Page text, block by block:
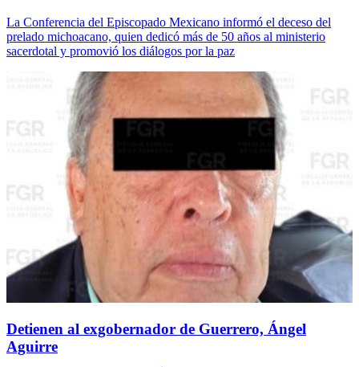
La Conferencia del Episcopado Mexicano informó el deceso del
prelado michoacano, quien dedicó más de 50 años al ministerio
sacerdotal y promovió los diálogos por la paz
Detienen al exgobernador de Guerrero, Ángel
Aguirre